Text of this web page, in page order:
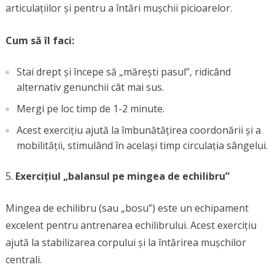
articulațiilor și pentru a întări mușchii picioarelor.
Cum să îl faci:
Stai drept și începe să „mărești pasul”, ridicând
alternativ genunchii cât mai sus.
Mergi pe loc timp de 1-2 minute.
Acest exercițiu ajută la îmbunătățirea coordonării și a
mobilității, stimulând în același timp circulația sângelui.
Exercițiul „balansul pe mingea de echilibru”
Mingea de echilibru (sau „bosu”) este un echipament
excelent pentru antrenarea echilibrului. Acest exercițiu
ajută la stabilizarea corpului și la întărirea mușchilor
centrali.